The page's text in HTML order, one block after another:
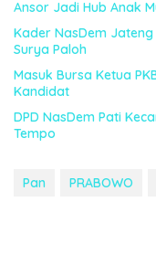
Ansor Jadi Hub Anak
Kader NasDem
Surya Paloh
Masuk Bursa Ketua
Kandidat
DPD NasDem Pati
Tempo
Pan PRABOWO